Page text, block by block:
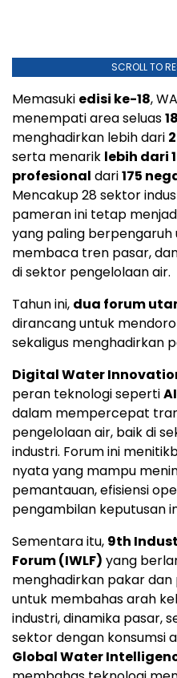
SCROLL TO
Memasuki edisi ke-18,
menempati area seluas
menghadirkan lebih dari
serta menarik lebih dari
profesional dari175
Mencakup 28 sektor
pameran ini tetap
yang paling berpengaruh
membaca tren pasar,
di sektor pengelolaan air.
Tahun ini, dua forum
dirancang untuk
sekaligus menghadirkan
Digital Water
peran teknologi seperti
dalam mempercepat
pengelolaan air, baik di
industri. Forum ini
nyata yang mampu
pemantauan, efisiensi
pengambilan keputusan
Sementara itu, 9th
Forum (IWLF) yang
menghadirkan pakar
untuk membahas arah
industri, dinamika pasar,
sektor dengan konsumsi
Global Water